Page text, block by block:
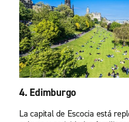
4. Edimburgo
La capital de Escocia está